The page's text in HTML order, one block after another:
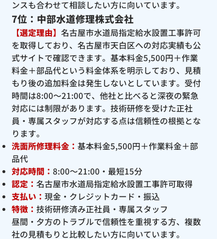
ンスも合わせて相談したい方に向いています。
7位：中部水道修理株式会社
【選定理由】 名古屋市水道局指定給水設置工事許可
を取得しており、名古屋市天白区への対応実績も公
式サイトで確認できます。基本料金5,500円＋作業
料金＋部品代という料金体系を明示しており、見積
もり後の追加料金は発生しないとしています。受付
時間は8:00〜21:00で、他社と比べると深夜の緊急
対応には制限があります。技術研修を受けた正社
員・専属スタッフが対応する点は信頼性の根拠とな
ります。
洗面所修理料金： 基本料金5,500円＋作業料金＋部
品代
対応時間： 8:00〜21:00・最短15分
認定： 名古屋市水道局指定給水設置工事許可取得
支払い： 現金・クレジットカード・振込
特徴： 技術研修済み正社員・専属スタッフ
昼間・夕方のトラブルで信頼性を重視する方、複数
社の見積もりと比較したい方に向いています。